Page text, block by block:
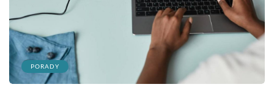
PORADY